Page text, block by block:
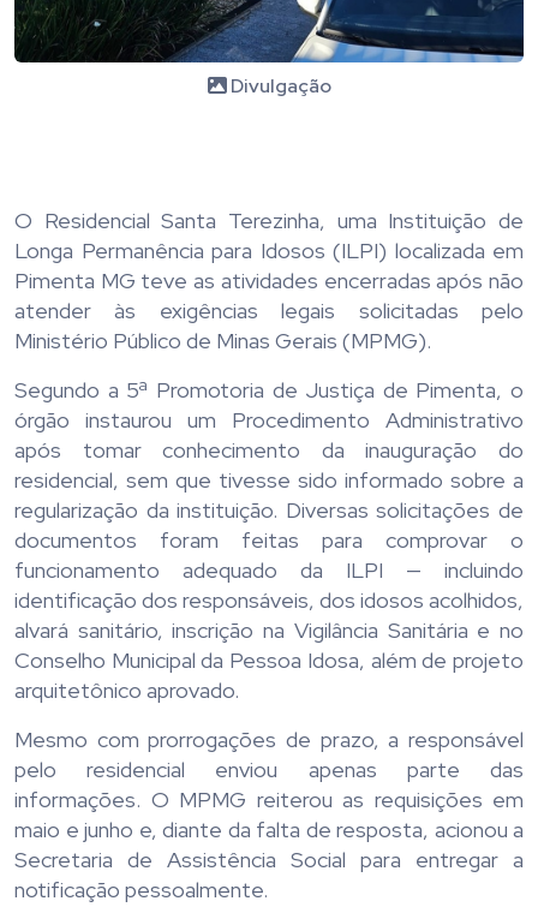
Divulgação
O Residencial Santa Terezinha, uma Instituição de
Longa Permanência para Idosos (ILPI) localizada em
Pimenta MG teve as atividades encerradas após não
atender às exigências legais solicitadas pelo
Ministério Público de Minas Gerais (MPMG).
Segundo a 5ª Promotoria de Justiça de Pimenta, o
órgão instaurou um Procedimento Administrativo
após tomar conhecimento da inauguração do
residencial, sem que tivesse sido informado sobre a
regularização da instituição. Diversas solicitações de
documentos foram feitas para comprovar o
funcionamento adequado da ILPI — incluindo
identificação dos responsáveis, dos idosos acolhidos,
alvará sanitário, inscrição na Vigilância Sanitária e no
Conselho Municipal da Pessoa Idosa, além de projeto
arquitetônico aprovado.
Mesmo com prorrogações de prazo, a responsável
pelo residencial enviou apenas parte das
informações. O MPMG reiterou as requisições em
maio e junho e, diante da falta de resposta, acionou a
Secretaria de Assistência Social para entregar a
notificação pessoalmente.